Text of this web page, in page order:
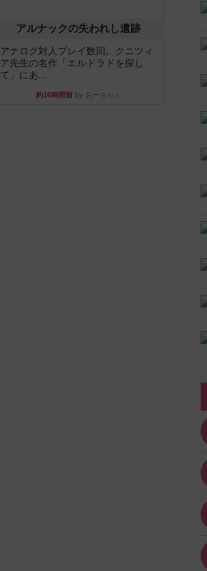
アルナックの失われし遺跡
アナログ対人プレイ数回。クニツィ
ア先生の名作「エルドラドを探し
て」にあ...
約16時間前by おーちゃん